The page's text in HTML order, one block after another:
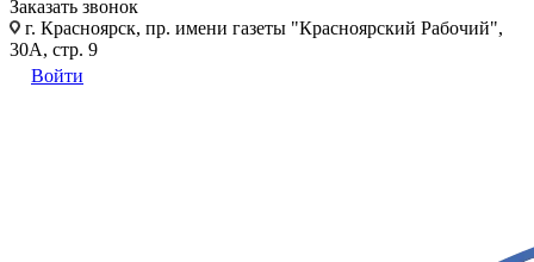
Заказать звонок
г. Красноярск, пр. имени газеты "Красноярский Рабочий",
30А, стр. 9
Войти